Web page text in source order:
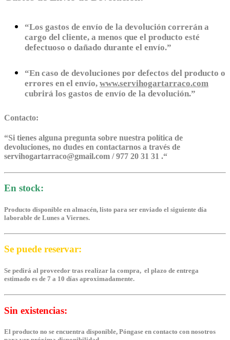
“Los gastos de envío de la devolución correrán a
cargo del cliente, a menos que el producto esté
defectuoso o dañado durante el envío.”
“En caso de devoluciones por defectos del producto o
errores en el envío, www.servihogartarraco.com
cubrirá los gastos de envío de la devolución.”
Contacto:
“Si tienes alguna pregunta sobre nuestra política de
devoluciones, no dudes en contactarnos a través de
servihogartarraco@gmail.com / 977 20 31 31 .“
En stock:
Producto disponible en almacén, listo para ser enviado el siguiente día
laborable de Lunes a Viernes.
Se puede reservar:
Se pedirá al proveedor tras realizar la compra, el plazo de entrega
estimado es de 7 a 10 días aproximadamente.
Sin existencias:
El producto no se encuentra disponible, Póngase en contacto con nosotros